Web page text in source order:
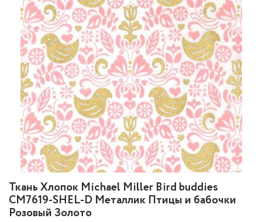
Ткань Хлопок Michael Miller Bird buddies
CM7619-SHEL-D Металлик Птицы и бабочки
Розовый Золото